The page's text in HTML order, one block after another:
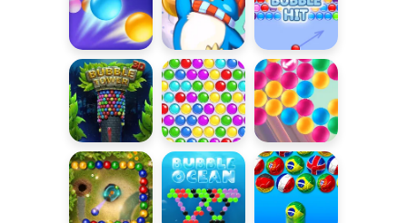
2
Nieskończone
bańki
Bańkowe
pingwiny
Bubble Hit
Bubble Tower
3D
Bubble
Shooter
Classic
Bańki
Arkadium